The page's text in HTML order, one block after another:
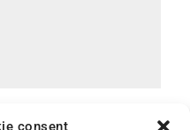
consent